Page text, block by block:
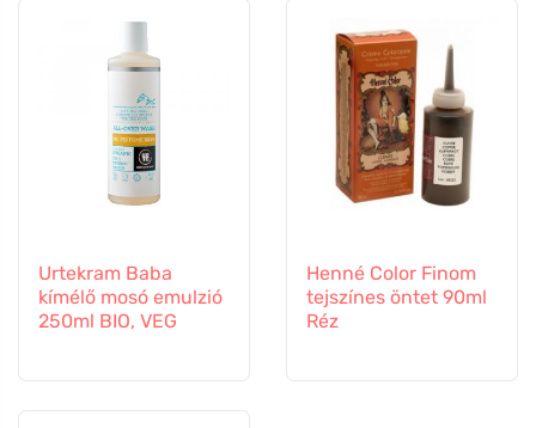
Urtekram Baba
kímélő mosó emulzió
250ml BIO, VEG
Henné Color Finom
tejszínes öntet 90ml
Réz